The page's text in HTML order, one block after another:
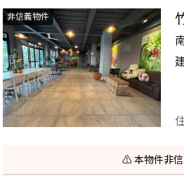
非信義物件
⚠️ 本物件非信